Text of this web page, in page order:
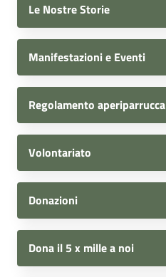
Le Nostre Storie
Manifestazioni e Eventi
Regolamento aperiparrucca
Volontariato
Donazioni
Dona il 5 x mille a noi